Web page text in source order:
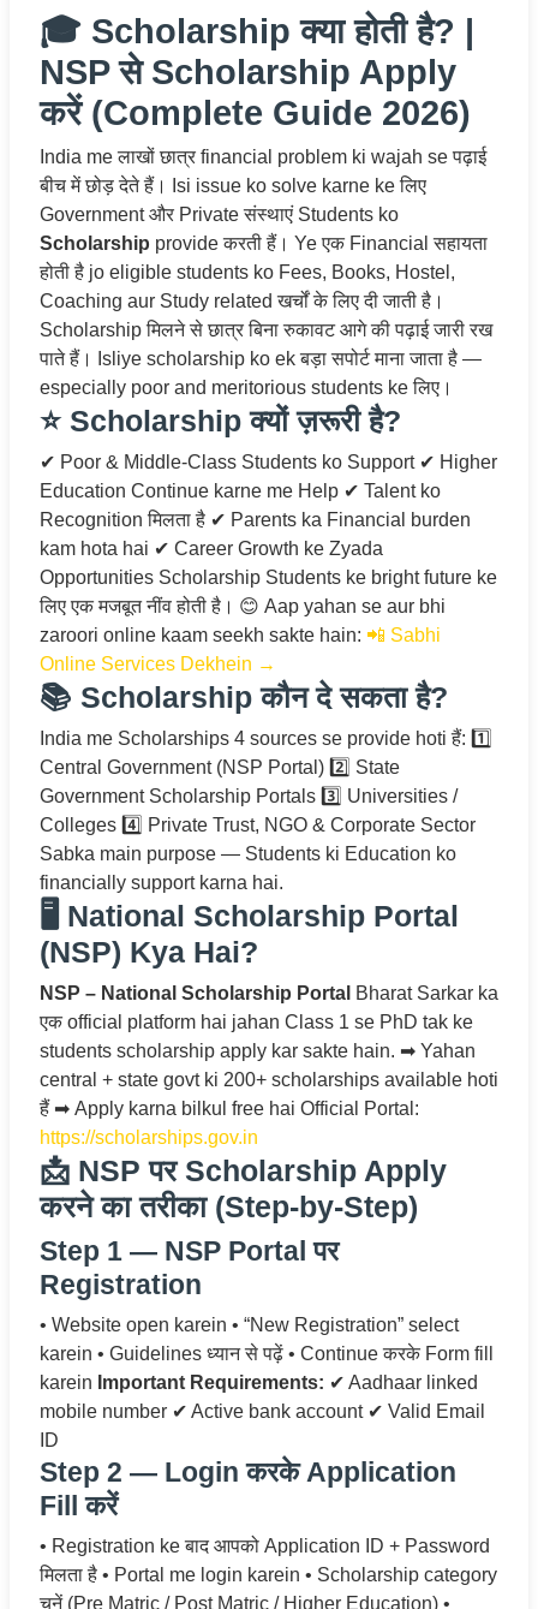
🎓 Scholarship क्या होती है? |
NSP से Scholarship Apply
करें (Complete Guide 2026)
India me लाखों छात्र financial problem ki wajah se पढ़ाई
बीच में छोड़ देते हैं। Isi issue ko solve karne ke लिए
Government और Private संस्थाएं Students ko
Scholarship provide करती हैं। Ye एक Financial सहायता
होती है jo eligible students ko Fees, Books, Hostel,
Coaching aur Study related खर्चों के लिए दी जाती है।
Scholarship मिलने से छात्र बिना रुकावट आगे की पढ़ाई जारी रख
पाते हैं। Isliye scholarship ko ek बड़ा सपोर्ट माना जाता है —
especially poor and meritorious students ke लिए।
⭐ Scholarship क्यों ज़रूरी है?
✔ Poor & Middle-Class Students ko Support ✔ Higher
Education Continue karne me Help ✔ Talent ko
Recognition मिलता है ✔ Parents ka Financial burden
kam hota hai ✔ Career Growth ke Zyada
Opportunities Scholarship Students ke bright future ke
लिए एक मजबूत नींव होती है। 😊 Aap yahan se aur bhi
zaroori online kaam seekh sakte hain: 📲 Sabhi
Online Services Dekhein →
📚 Scholarship कौन दे सकता है?
India me Scholarships 4 sources se provide hoti हैं: 1️⃣
Central Government (NSP Portal) 2️⃣ State
Government Scholarship Portals 3️⃣ Universities /
Colleges 4️⃣ Private Trust, NGO & Corporate Sector
Sabka main purpose — Students ki Education ko
financially support karna hai.
🖥️ National Scholarship Portal
(NSP) Kya Hai?
NSP – National Scholarship Portal Bharat Sarkar ka
एक official platform hai jahan Class 1 se PhD tak ke
students scholarship apply kar sakte hain. ➡ Yahan
central + state govt ki 200+ scholarships available hoti
हैं ➡ Apply karna bilkul free hai Official Portal:
https://scholarships.gov.in
📩 NSP पर Scholarship Apply
करने का तरीका (Step-by-Step)
Step 1 — NSP Portal पर
Registration
• Website open karein • “New Registration” select
karein • Guidelines ध्यान से पढ़ें • Continue करके Form fill
karein Important Requirements: ✔ Aadhaar linked
mobile number ✔ Active bank account ✔ Valid Email
ID
Step 2 — Login करके Application
Fill करें
• Registration ke बाद आपको Application ID + Password
मिलता है • Portal me login karein • Scholarship category
चुनें (Pre Matric / Post Matric / Higher Education) •